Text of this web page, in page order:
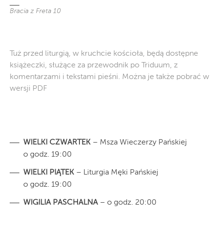
Bracia z Freta 10
Tuż przed liturgią, w kruchcie kościoła, będą dostępne
książeczki, służące za przewodnik po Triduum, z
komentarzami i tekstami pieśni. Można je także pobrać w
wersji PDF
WIELKI CZWARTEK – Msza Wieczerzy Pańskiej
o godz. 19:00
WIELKI PIĄTEK – Liturgia Męki Pańskiej
o godz. 19:00
WIGILIA PASCHALNA– o godz. 20:00